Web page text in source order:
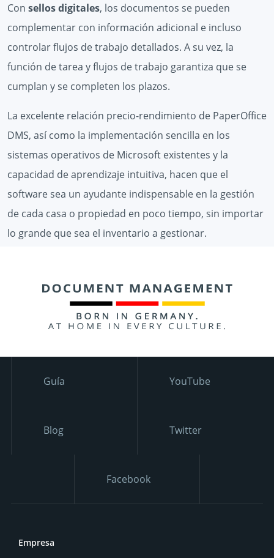
Con sellos digitales, los documentos se pueden
complementar con información adicional e incluso
controlar flujos de trabajo detallados. A su vez, la
función de tarea y flujos de trabajo garantiza que se
cumplan y se completen los plazos.
La excelente relación precio-rendimiento de PaperOffice
DMS, así como la implementación sencilla en los
sistemas operativos de Microsoft existentes y la
capacidad de aprendizaje intuitiva, hacen que el
software sea un ayudante indispensable en la gestión
de cada casa o propiedad en poco tiempo, sin importar
lo grande que sea el inventario a gestionar.
Guía YouTube
Blog Twitter
Facebook
Empresa